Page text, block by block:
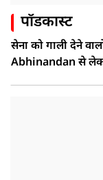
पॉडकास्ट
सेना को गाली देने
Abhinandan से